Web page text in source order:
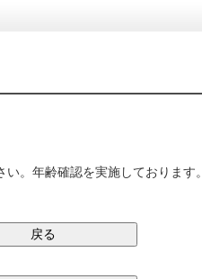
。年齢確認を実施しております。